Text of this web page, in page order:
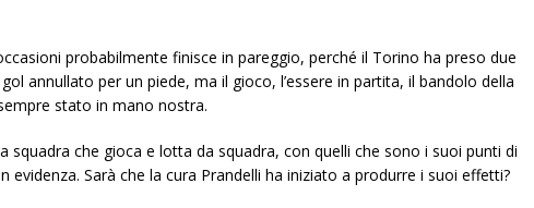
probabilmente finisce in pareggio, perché il Torino ha preso due
annullato per un piede, ma il gioco, l’essere in partita, il bandolo della
stato in mano nostra.
squadra che gioca e lotta da squadra, con quelli che sono i suoi punti di
evidenza. Sarà che la cura Prandelli ha iniziato a produrre i suoi effetti?